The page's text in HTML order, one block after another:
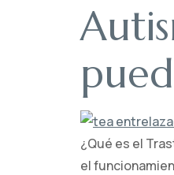
¿Qué es el
el